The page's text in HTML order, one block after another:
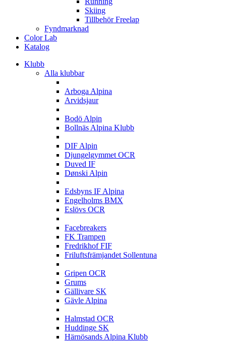
Skiing
Tillbehör Freelap
Fyndmarknad
Color Lab
Katalog
Klubb
Alla klubbar
Arboga Alpina
Arvidsjaur
Bodö Alpin
Bollnäs Alpina Klubb
DIF Alpin
Djungelgymmet OCR
Duved IF
Dønski Alpin
Edsbyns IF Alpina
Engelholms BMX
Eslövs OCR
Facebreakers
FK Trampen
Fredrikhof FIF
Friluftsfrämjandet Sollentuna
Gripen OCR
Grums
Gällivare SK
Gävle Alpina
Halmstad OCR
Huddinge SK
Härnösands Alpina Klubb